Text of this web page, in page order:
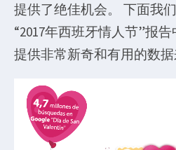
提供了绝佳机会。 下面我
“2017年西班牙情人节”报
提供非常新奇和有用的数据